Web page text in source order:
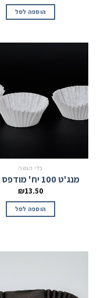
הוספה לסל
כלי הגשה
מנג'ט 100 יח' מודפס מס 4
₪13.50
הוספה לסל